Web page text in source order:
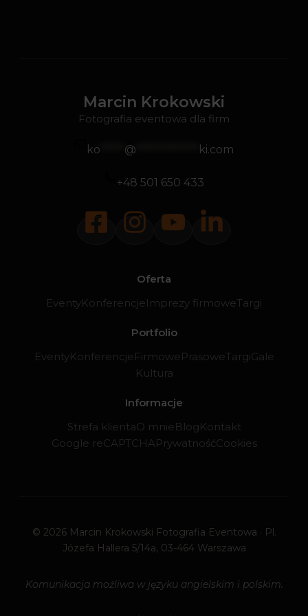
Marcin Krokowski
Fotografia eventowa dla firm
ko @ ki.com
+48 501 650 433
Oferta
EventyKonferencjeImprezy firmoweTargi
Portfolio
EventyKonferencjeFirmowePrasoweTargiGale
Kultura
Informacje
Strefa klientaO mnieBlogKontakt
Google reCAPTCHAPrywatnośćCookies
© 2026 Marcin Krokowski Fotografia Eventowa · Pl.
Józefa Hallera 5/14a, 03-464 Warszawa
Komunikacja możliwa w języku angielskim i polskim.